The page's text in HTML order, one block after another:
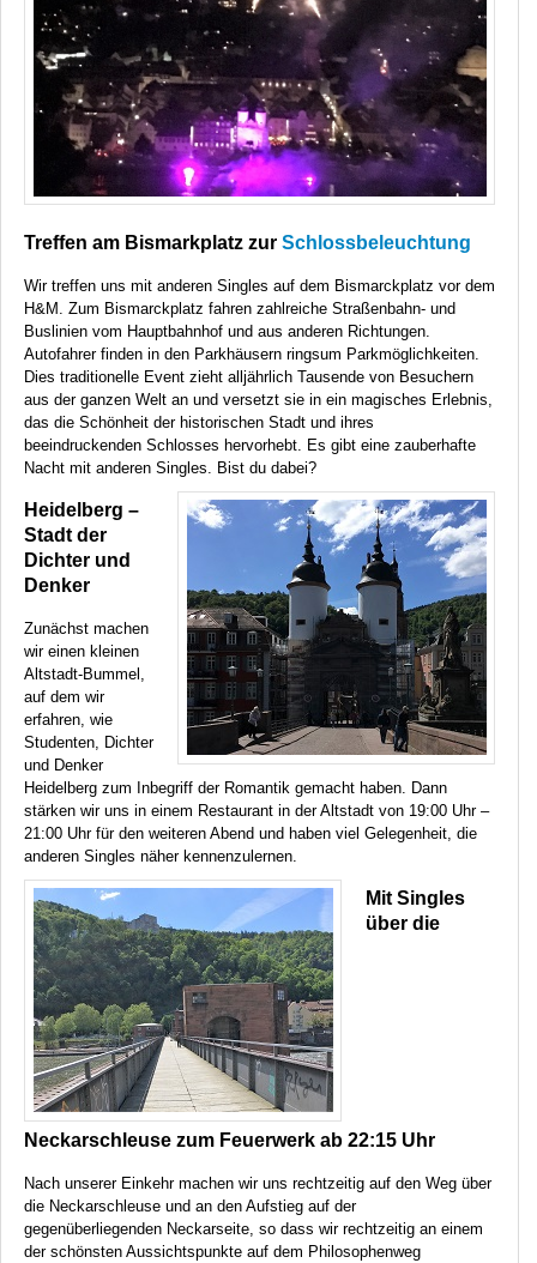
Treffen am Bismarkplatz zur Schlossbeleuchtung
Wir treffen uns mit anderen Singles auf dem Bismarckplatz vor dem
H&M. Zum Bismarckplatz fahren zahlreiche Straßenbahn- und
Buslinien vom Hauptbahnhof und aus anderen Richtungen.
Autofahrer finden in den Parkhäusern ringsum Parkmöglichkeiten.
Dies traditionelle Event zieht alljährlich Tausende von Besuchern
aus der ganzen Welt an und versetzt sie in ein magisches Erlebnis,
das die Schönheit der historischen Stadt und ihres
beeindruckenden Schlosses hervorhebt. Es gibt eine zauberhafte
Nacht mit anderen Singles. Bist du dabei?
Heidelberg –
Stadt der
Dichter und
Denker
Zunächst machen
wir einen kleinen
Altstadt-Bummel,
auf dem wir
erfahren, wie
Studenten, Dichter
und Denker
Heidelberg zum Inbegriff der Romantik gemacht haben. Dann
stärken wir uns in einem Restaurant in der Altstadt von 19:00 Uhr –
21:00 Uhr für den weiteren Abend und haben viel Gelegenheit, die
anderen Singles näher kennenzulernen.
Mit Singles
über die
Neckarschleuse zum Feuerwerk ab 22:15 Uhr
Nach unserer Einkehr machen wir uns rechtzeitig auf den Weg über
die Neckarschleuse und an den Aufstieg auf der
gegenüberliegenden Neckarseite, so dass wir rechtzeitig an einem
der schönsten Aussichtspunkte auf dem Philosophenweg